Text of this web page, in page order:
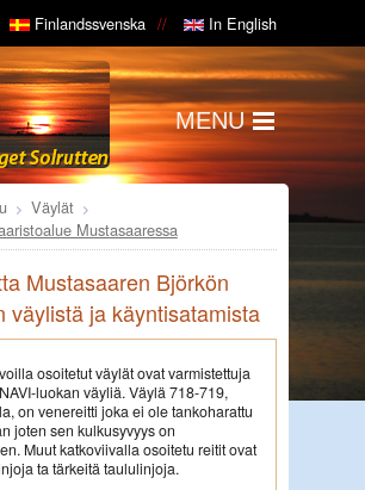
Finlandssvenska In English
MENU
Väylät
Mustasaaressa
Mustasaaren Björkön
väylistä ja käyntisatamista
osoitetut väylät ovat varmistettuja
luokan väyliä. Väylä 718-719,
on venereitti joka ei ole tankoharattu
joten sen kulkusyvyys on
Muut katkoviivalla osoitetu reitit ovat
ta tärkeitä taululinjoja.